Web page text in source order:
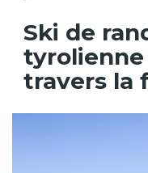
Ski de
travers la